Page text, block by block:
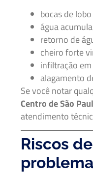
bocas de
água
retorno de
cheiro forte
infiltração
alagamento
Se você notar
Centro de São
atendimento
Riscos
problema